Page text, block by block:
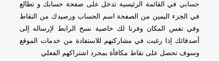
حسابي في القائمة الرئيسية تدخل على صفحة حسابك و تطالع
في الجزء اليمين من الصفحة اسم الحساب ورصيدك من النقاط
وفي نفس المكان وفرنا لك خاصية نسخ الرابط لإرساله إلى
أصدقائك إذا رغبت في مشاركتهم للاستفادة من خدمات الموقع
وسوف تحصل على نقاط مكافأة بمجرد اشتراكهم الفعلي